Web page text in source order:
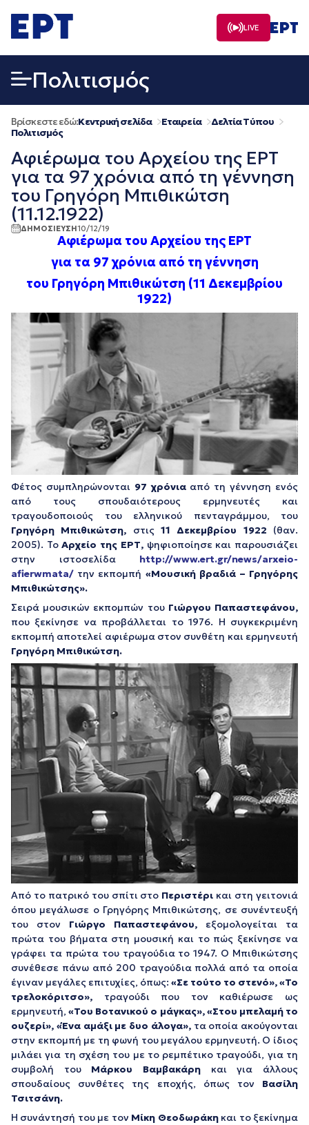
σε
περιεχόμενο
LIVE
Πολιτισμός
Βρίσκεστε εδώ:Κεντρική σελίδα Εταιρεία
Δελτία Τύπου
Πολιτισμός
Αφιέρωμα του Αρχείου της ΕΡΤ
για τα 97 χρόνια από τη γέννηση
του Γρηγόρη Μπιθικώτση
(11.12.1922)
ΔΗΜΟΣΙΕΥΣΗ10/12/19
Αφιέρωμα του Αρχείου της ΕΡΤ
για τα 97 χρόνια από τη γέννηση
του Γρηγόρη Μπιθικώτση (11 Δεκεμβρίου
1922)
Φέτος συμπληρώνονται 97 χρόνιααπό τη γέννηση ενός
από τους σπουδαιότερους ερμηνευτές και
τραγουδοποιούς του ελληνικού πενταγράμμου, του
Γρηγόρη Μπιθικώτση, στις11 Δεκεμβρίου 1922 (θαν.
2005). ΤοΑρχείο της ΕΡΤ,ψηφιοποίησε και παρουσιάζει
στην ιστοσελίδα http://www.ert.gr/news/arxeio-
afierwmata/ την εκπομπή «Μουσική βραδιά – Γρηγόρης
Μπιθικώτσης».
Σειρά μουσικών εκπομπών του Γιώργου Παπαστεφάνου,
που ξεκίνησε να προβάλλεται το 1976. Η συγκεκριμένη
εκπομπή αποτελεί αφιέρωμα στον συνθέτη και ερμηνευτή
Γρηγόρη Μπιθικώτση.
Από το πατρικό του σπίτι στο Περιστέρι και στη γειτονιά
όπου μεγάλωσε ο Γρηγόρης Μπιθικώτσης, σε συνέντευξή
του στον Γιώργο Παπαστεφάνου, εξομολογείται τα
πρώτα του βήματα στη μουσική και το πώς ξεκίνησε να
γράφει τα πρώτα του τραγούδια το 1947. Ο Μπιθικώτσης
συνέθεσε πάνω από 200 τραγούδια πολλά από τα οποία
έγιναν μεγάλες επιτυχίες, όπως: «Σε τούτο το στενό»,«Το
τρελοκόριτσο», τραγούδι που τον καθιέρωσε ως
ερμηνευτή,«Του Βοτανικού ο μάγκας»,«Στου μπελαμή το
ουζερί», «Ένα αμάξι με δυο άλογα»,τα οποία ακούγονται
στην εκπομπή με τη φωνή του μεγάλου ερμηνευτή. Ο ίδιος
μιλάει για τη σχέση του με το ρεμπέτικο τραγούδι, για τη
συμβολή του Μάρκου Βαμβακάρη και για άλλους
σπουδαίους συνθέτες της εποχής, όπως τον Βασίλη
Τσιτσάνη.
Η συνάντησή του με τον Μίκη Θεοδωράκηκαι το ξεκίνημα